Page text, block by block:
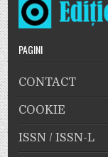
PAGINI
CONTACT
COOKIE
ISSN / ISSN-L